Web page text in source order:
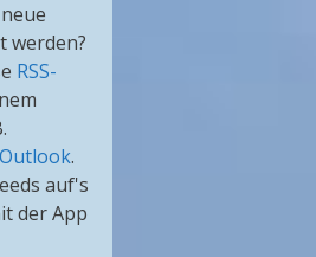
werden?
RSS-
Outlook.
auf's
der App